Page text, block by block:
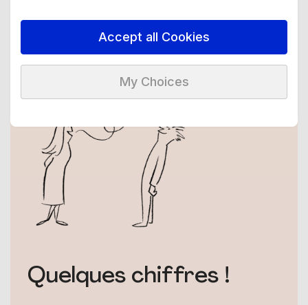
Quelques chiffres !
Accept all Cookies
My Choices